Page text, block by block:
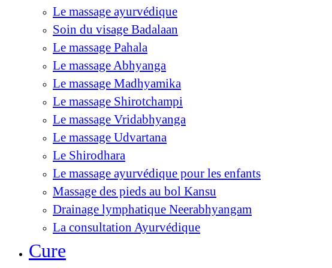
Le massage ayurvédique
Soin du visage Badalaan
Le massage Pahala
Le massage Abhyanga
Le massage Madhyamika
Le massage Shirotchampi
Le massage Vridabhyanga
Le massage Udvartana
Le Shirodhara
Le massage ayurvédique pour les enfants
Massage des pieds au bol Kansu
Drainage lymphatique Neerabhyangam
La consultation Ayurvédique
Cure